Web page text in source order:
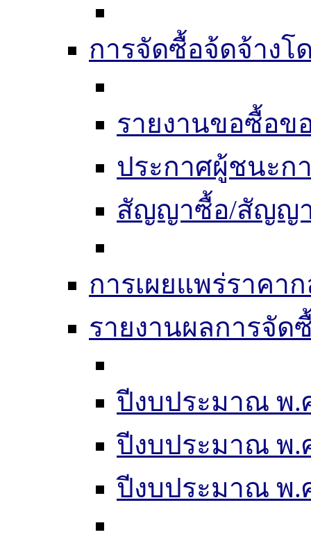
การจัดซื้อจ้ดจ้างโ
รายงานขอซื้อข
ประกาศผู้ชนะก
สัญญาซื้อ/สัญญ
การเผยแพร่ราคา
รายงานผลการจัด
ปีงบประมาณ พ.
ปีงบประมาณ พ.
ปีงบประมาณ พ.